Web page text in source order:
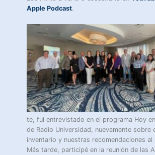
Apple Podcast.
te, fui entrevistado en el programa Hoy
de Radio Universidad, nuevamente sobre
inventario y nuestras recomendaciones al
Más tarde, participé en la reunión de las